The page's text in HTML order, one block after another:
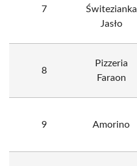
7
Świtezianka
Jasło
8
Pizzeria
Faraon
9 Amorino